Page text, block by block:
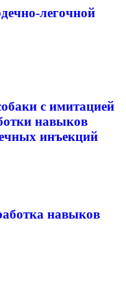
легочной
с имитацией
навыков
инъекций
навыков